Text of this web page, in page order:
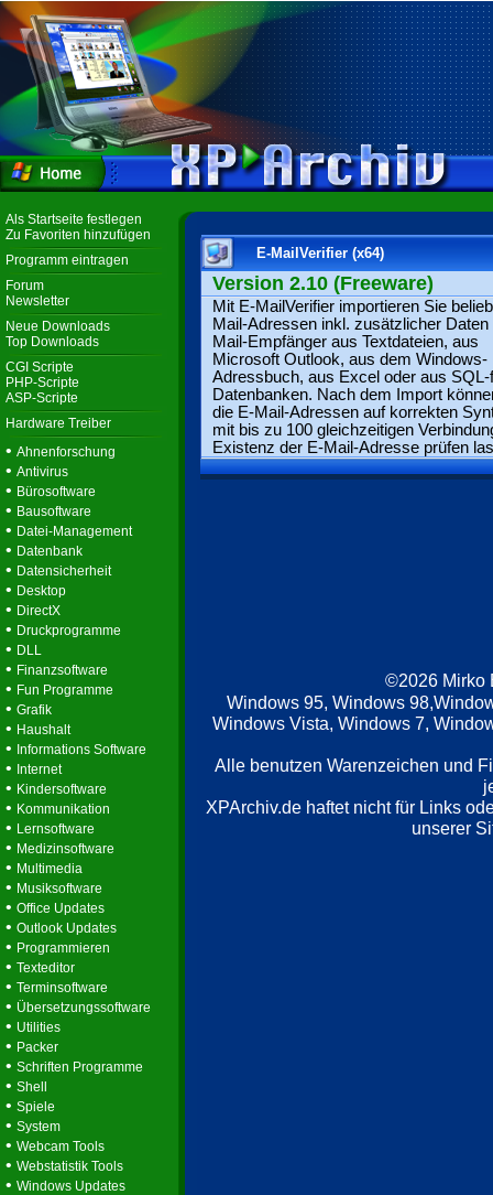
Als Startseite festlegen
Zu Favoriten hinzufügen
Programm eintragen
Forum
Newsletter
Neue Downloads
Top Downloads
CGI Scripte
PHP-Scripte
ASP-Scripte
Hardware Treiber
• Ahnenforschung
• Antivirus
• Bürosoftware
• Bausoftware
• Datei-Management
• Datenbank
• Datensicherheit
• Desktop
• DirectX
• Druckprogramme
• DLL
• Finanzsoftware
• Fun Programme
• Grafik
• Haushalt
• Informations Software
• Internet
• Kindersoftware
• Kommunikation
• Lernsoftware
• Medizinsoftware
• Multimedia
• Musiksoftware
• Office Updates
• Outlook Updates
• Programmieren
• Texteditor
• Terminsoftware
• Übersetzungssoftware
• Utilities
• Packer
• Schriften Programme
• Shell
• Spiele
• System
• Webcam Tools
• Webstatistik Tools
• Windows Updates
E-MailVerifier (x64)
Version 2.10 (Freeware)
Mit E-MailVerifier importieren Sie
Mail-Adressen inkl. zusätzlicher
Mail-Empfänger aus Textdateien, aus
Microsoft Outlook, aus dem Windows-
Adressbuch, aus Excel oder aus SQL-
Datenbanken. Nach dem Import
die E-Mail-Adressen auf korrekten
mit bis zu 100 gleichzeitigen
Existenz der E-Mail-Adresse prüfen
©2026 Mirko
Windows 95, Windows
Windows Vista, Windows 7,
Alle benutzen Warenzeichen und
XPArchiv.de haftet nicht für Links
unserer